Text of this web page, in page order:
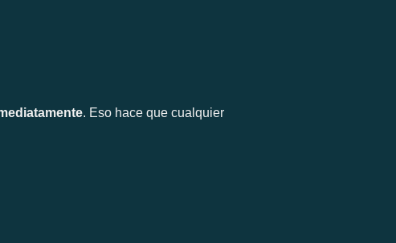
. Eso hace que cualquier